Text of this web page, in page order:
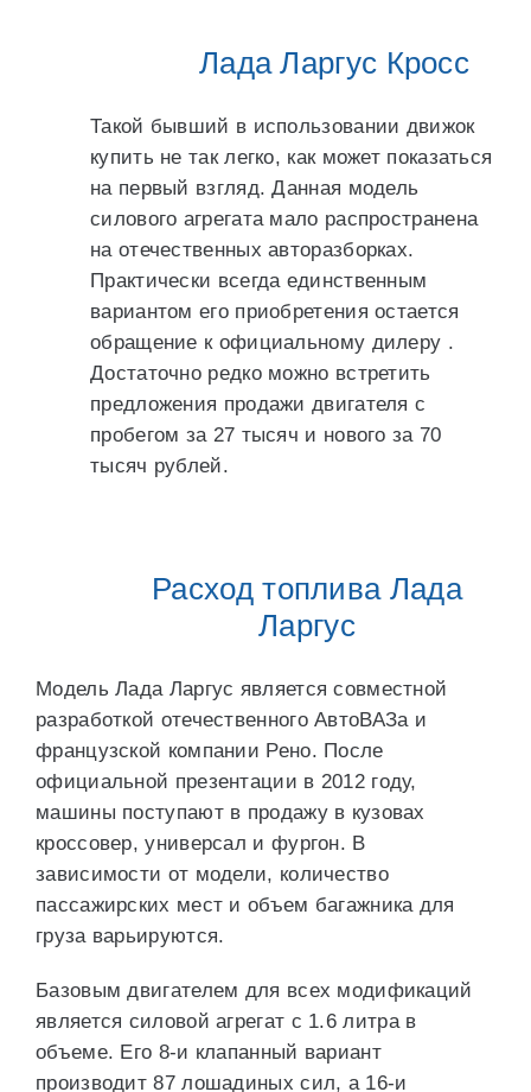
Лада Ларгус Кросс
Такой бывший в использовании движок
купить не так легко, как может показаться
на первый взгляд. Данная модель
силового агрегата мало распространена
на отечественных авторазборках.
Практически всегда единственным
вариантом его приобретения остается
обращение к официальному дилеру .
Достаточно редко можно встретить
предложения продажи двигателя с
пробегом за 27 тысяч и нового за 70
тысяч рублей.
Расход топлива Лада
Ларгус
Модель Лада Ларгус является совместной
разработкой отечественного АвтоВАЗа и
французской компании Рено. После
официальной презентации в 2012 году,
машины поступают в продажу в кузовах
кроссовер, универсал и фургон. В
зависимости от модели, количество
пассажирских мест и объем багажника для
груза варьируются.
Базовым двигателем для всех модификаций
является силовой агрегат с 1.6 литра в
объеме. Его 8-и клапанный вариант
производит 87 лошадиных сил, а 16-и